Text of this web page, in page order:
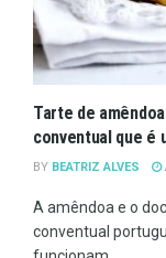
Tarte de
conventual que é
BY BEATRIZ ALVES
A amêndoa e o
conventual